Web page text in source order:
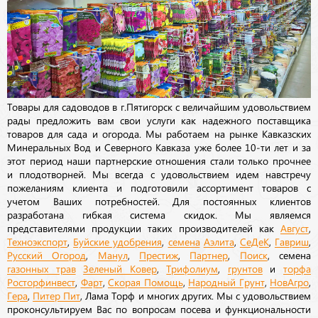
Товары для садоводов в г.Пятигорск с величайшим удовольствием
рады предложить вам свои услуги как надежного поставщика
товаров для сада и огорода. Мы работаем на рынке Кавказских
Минеральных Вод и Северного Кавказа уже более 10-ти лет и за
этот период наши партнерские отношения стали только прочнее
и плодотворней. Мы всегда с удовольствием идем навстречу
пожеланиям клиента и подготовили ассортимент товаров с
учетом Ваших потребностей. Для постоянных клиентов
разработана гибкая система скидок. Мы являемся
представителями продукции таких производителей как Август
Техноэкспорт Буйские удобрения семена Аэлита, СеДеК, Гавриш
Русский Огород Манул, Престиж Партнер Поиск, семена
газонных трав Зеленый Ковер,Трифолиум грунтовиторфа
Росторфинвест Фарт, Скорая Помощь Народный Грунт, НовАгро
Гера Питер Пит , Лама Торф и многих других. Мы с удовольствием
проконсультируем Вас по вопросам посева и функциональности